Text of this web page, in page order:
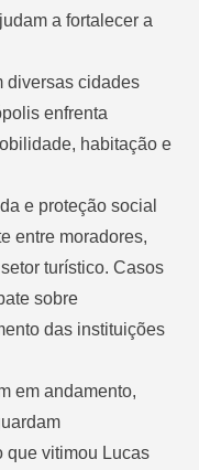
a fortalecer a
diversas cidades
enfrenta
habitação e
e proteção social
entre moradores,
turístico. Casos
sobre
das instituições
em andamento,
que vitimou Lucas